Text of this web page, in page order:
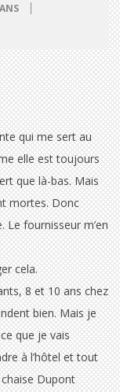
qui me sert au
elle est toujours
que là-bas. Mais
mortes. Donc
Le fournisseur m’en
cela.
8 et 10 ans chez
bien. Mais je
que je vais
à l’hôtel et tout
Dupont